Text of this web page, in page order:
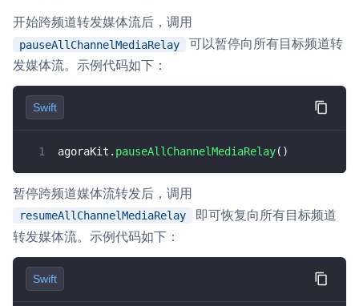
开始跨频道转发媒体流后，调用
pauseAllChannelMediaRelay
可以暂停向所有目标频道转
发媒体流。示例代码如下：
Swift
agoraKit . pauseAllChannelMediaRelay( )
暂停跨频道媒体流转发后，调用
resumeAllChannelMediaRelay
即可恢复向所有目标频道
转发媒体流。示例代码如下：
Swift